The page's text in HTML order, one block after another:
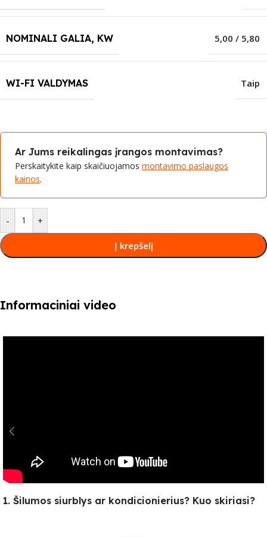
NOMINALI GALIA, KW 5,00 / 5,80
WI-FI VALDYMAS Taip
Ar Jums reikalingas įrangos montavimas?
Perskaitykite kaip skaičiuojamos montavimo paslaugos
kainos.
- +
Į krepšelį
Informaciniai video
1. Šilumos siurblys ar kondicionierius? Kuo skiriasi?